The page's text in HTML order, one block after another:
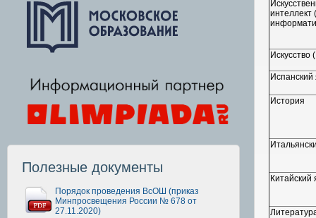
Полезные документы
Порядок проведения ВсОШ (приказ
Минпросвещения России № 678 от
27.11.2020)
интеллект
Искусство
Испанский
История
Китайский